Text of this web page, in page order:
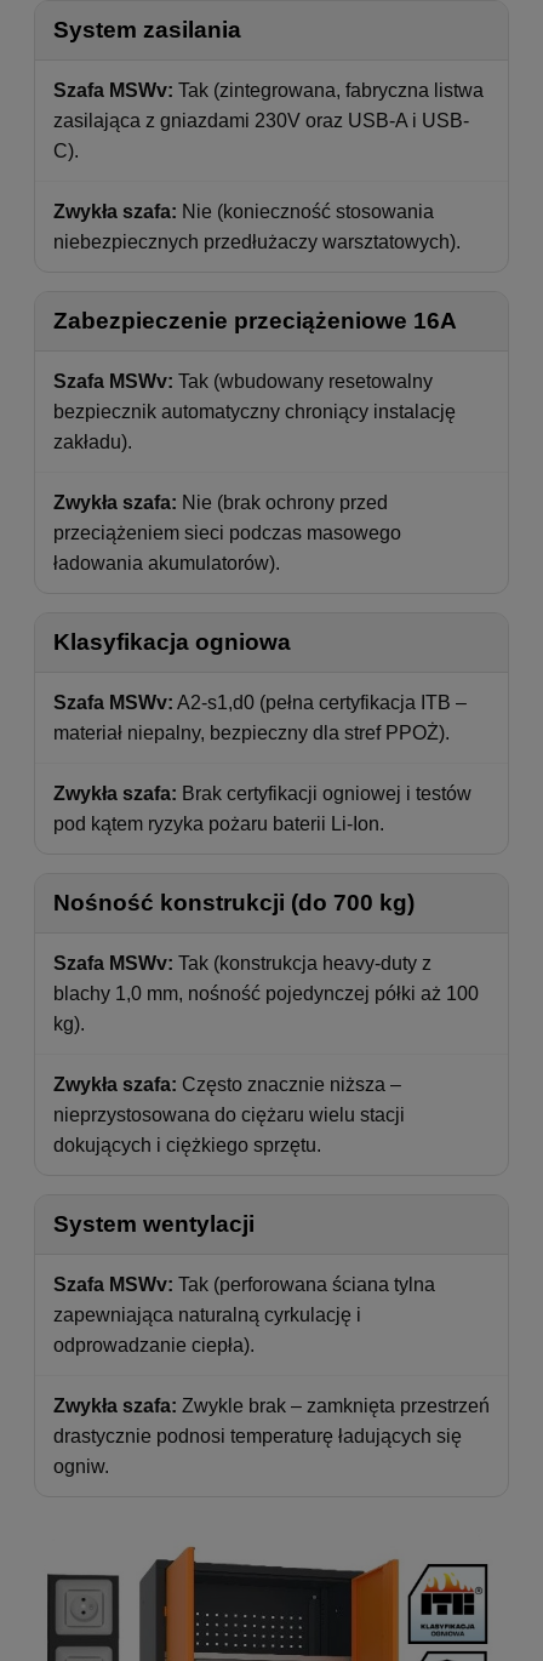
System zasilania
Szafa MSWv: Tak (zintegrowana, fabryczna listwa
zasilająca z gniazdami 230V oraz USB-A i USB-
C).
Zwykła szafa: Nie (konieczność stosowania
niebezpiecznych przedłużaczy warsztatowych).
Zabezpieczenie przeciążeniowe 16A
Szafa MSWv: Tak (wbudowany resetowalny
bezpiecznik automatyczny chroniący instalację
zakładu).
Zwykła szafa: Nie (brak ochrony przed
przeciążeniem sieci podczas masowego
ładowania akumulatorów).
Klasyfikacja ogniowa
Szafa MSWv: A2-s1,d0 (pełna certyfikacja ITB –
materiał niepalny, bezpieczny dla stref PPOŻ).
Zwykła szafa: Brak certyfikacji ogniowej i testów
pod kątem ryzyka pożaru baterii Li-Ion.
Nośność konstrukcji (do 700 kg)
Szafa MSWv: Tak (konstrukcja heavy-duty z
blachy 1,0 mm, nośność pojedynczej półki aż 100
kg).
Zwykła szafa: Często znacznie niższa –
nieprzystosowana do ciężaru wielu stacji
dokujących i ciężkiego sprzętu.
System wentylacji
Szafa MSWv: Tak (perforowana ściana tylna
zapewniająca naturalną cyrkulację i
odprowadzanie ciepła).
Zwykła szafa: Zwykle brak – zamknięta przestrzeń
drastycznie podnosi temperaturę ładujących się
ogniw.